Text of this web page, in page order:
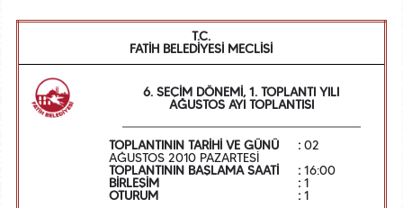
T.C.
FATİH BELEDİYESİ MECLİSİ
6. SEÇİM DÖNEMİ, 1. TOPLANTI YILI
AĞUSTOS AYI TOPLANTISI
TOPLANTININ TARİHİ VE GÜNÜ : 02
AĞUSTOS 2010 PAZARTESİ
TOPLANTININ BAŞLAMA SAATİ
: 16:00
BİRLEŞİM
: 1
OTURUM
: 1